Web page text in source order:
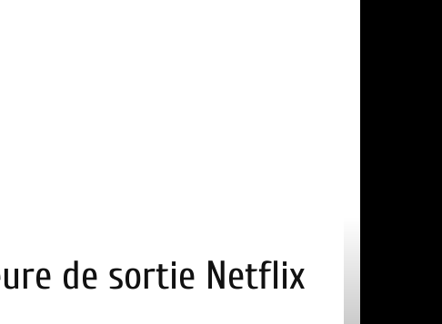
de sortie Netflix